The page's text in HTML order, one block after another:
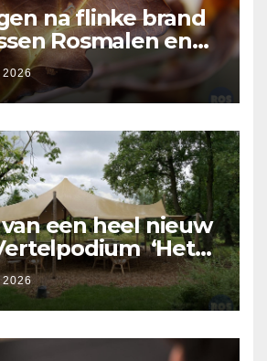
na flinke brand
Rosmalen en
2026
een heel nieuw
‘Het
Landelijke
Bomentuin D’n
2026